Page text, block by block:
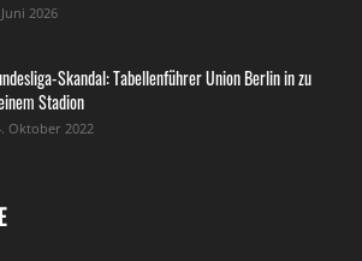
2026
Skandal: Tabellenführer Union Berlin in zu
Stadion
Oktober 2022